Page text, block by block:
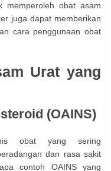
memperoleh obat asam
juga dapat memberikan
cara penggunaan obat
Urat yang
(OAINS)
obat yang sering
dan rasa sakit
contoh OAINS yang